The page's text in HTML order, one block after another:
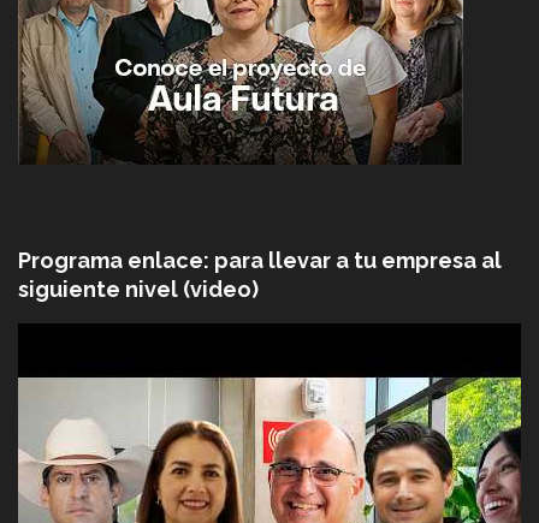
Programa enlace: para llevar a tu empresa al
siguiente nivel (video)